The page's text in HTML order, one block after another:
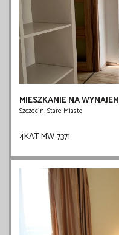
MIESZKANIE NA WYNAJEM
Szczecin, Stare Miasto
4KAT-MW-7371